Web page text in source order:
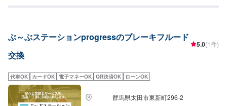
おります。ご希望の方はお気軽にお問合せください。※燃料代はお客様負担と
【営業時間・定休日】⏰営業時間：9時30分〜18時🗓定休日：月曜・祝日
ぶ～ぶステーションprogressのブレーキフルード
交換
5.0(1件)
代車OK カードOK 電子マネーOK QR決済OK ローンOK
群馬県太田市東新町296-2